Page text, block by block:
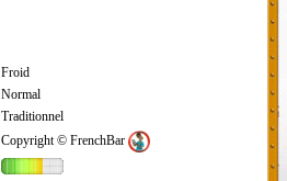
Froid
Normal
Traditionnel
Copyright © FrenchBar